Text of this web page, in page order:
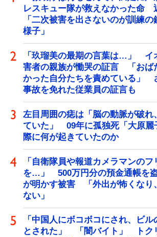
レスキュー隊が救えなかった命
「二次被害を出さないのが訓練
様子」
「玖瑠美の最期の言葉は…」 イ
害者の親族が慟哭の証言 「おば
かった自分たちを責めている」
事故を免れた従業員の証言も
左目周囲の痣は「脳の動脈が破れ
ていた」 09年に孤独死「大原麗
際に何が起きていたのか
「自衛隊員や報道カメラマンの
を…」 500万円分の預金通帳を
が明かす被害 「外出が怖くなり
ない」
「中国人にボコボコにされ、ビ
とされた」 「闇バイト」 トク